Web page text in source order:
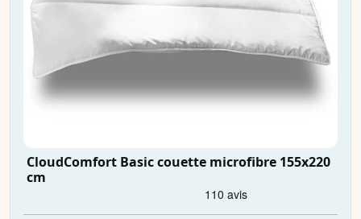
CloudComfort Basic couette microfibre 155x220
cm